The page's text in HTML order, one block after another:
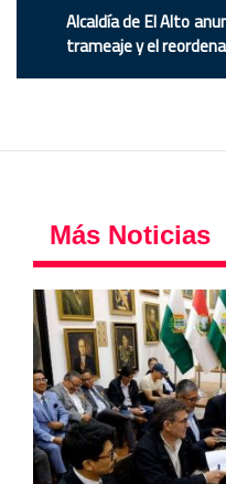
Alcaldía de El Alto
trameaje y el
Más Noticias